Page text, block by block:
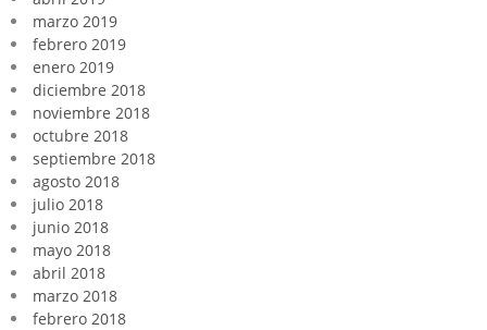
marzo 2019
febrero 2019
enero 2019
diciembre 2018
noviembre 2018
octubre 2018
septiembre 2018
agosto 2018
julio 2018
junio 2018
mayo 2018
abril 2018
marzo 2018
febrero 2018